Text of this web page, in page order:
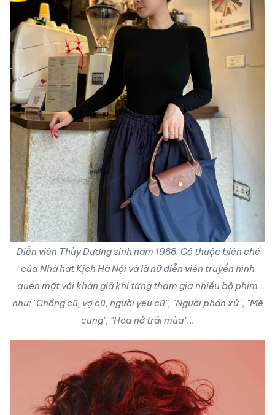
Diễn viên Thùy Dương sinh năm 1988. Cô thuộc biên chế
của Nhà hát Kịch Hà Nội và là nữ diễn viên truyền hình
quen mặt với khán giả khi từng tham gia nhiều bộ phim
như: "Chồng cũ, vợ cũ, người yêu cũ", "Người phán xử", "Mê
cung", "Hoa nở trái mùa"...